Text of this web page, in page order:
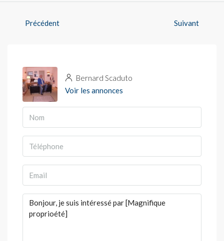
Précédent Suivant
Bernard Scaduto
Voir les annonces